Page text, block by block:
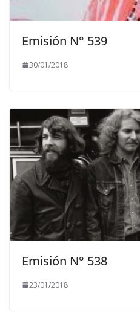
Emisión N° 539
30/01/2018
Emisión N° 538
23/01/2018